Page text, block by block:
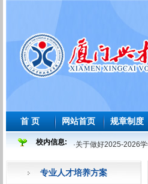
首 页 网站首页 规章制度
校内信息: ·关于做好2025-2026
2025-2026 学年度第
· 2026年师范生教育教
专业人才培养方案